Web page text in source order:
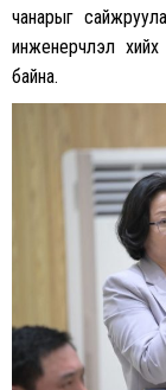
чанарыг
инженерчлэл хийх
байна.